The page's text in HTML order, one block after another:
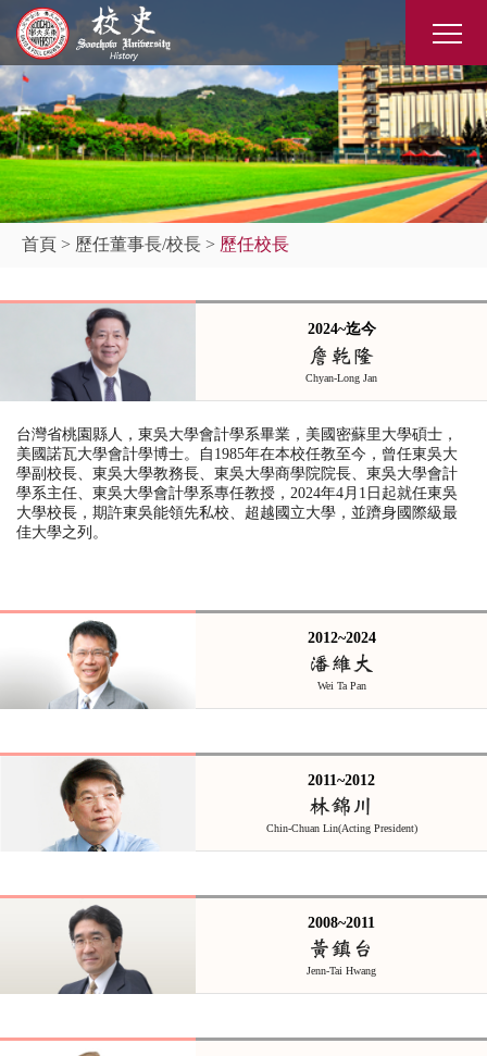
首頁 > 歷任董事長/校長 > 歷任校長
2024~迄今
詹乾隆
Chyan-Long Jan
台灣省桃園縣人，東吳大學會計學系畢業，美國密蘇里大學碩士，
美國諾瓦大學會計學博士。自 1985年在本校任教至今，曾任東吳大
學副校長、 東吳大學教務長、 東吳大學商學院院長、 東吳大學會計
學系主任、 東吳大學會計學系專任教授， 2024年4月 1 日起就任東吳
大學校長，期許東吳能領先私校、超越國立大學，並躋身國際級最
佳大學之列。
2012~2024
潘維大
Wei Ta Pan
2011~2012
林錦川
Chin-Chuan Lin(Acting President)
2008~2011
黃鎮台
Jenn-Tai Hwang